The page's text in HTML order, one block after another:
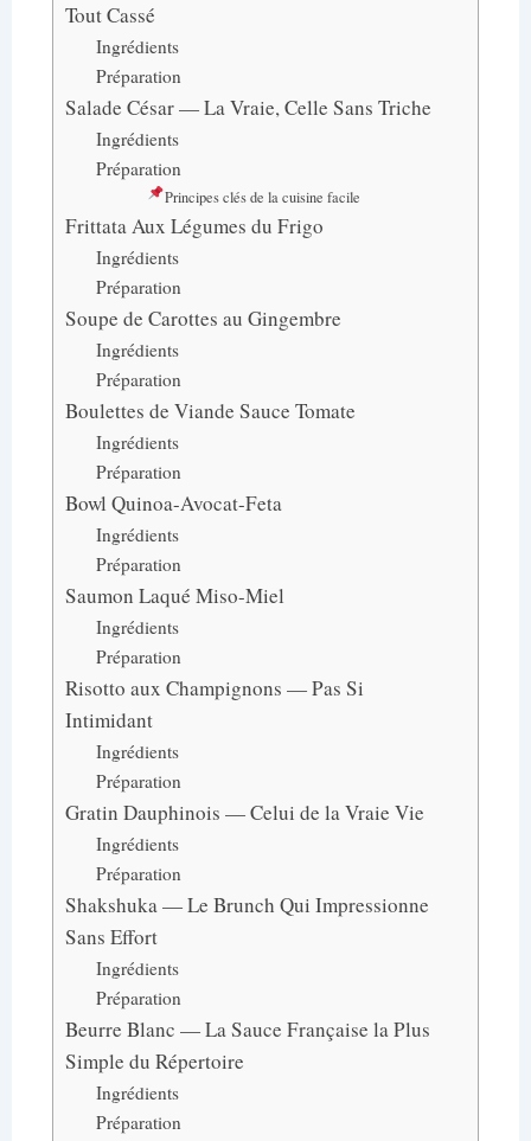
Tout Cassé
Ingrédients
Préparation
Salade César — La Vraie, Celle Sans Triche
Ingrédients
Préparation
Principes clés de la cuisine facile
Frittata Aux Légumes du Frigo
Ingrédients
Préparation
Soupe de Carottes au Gingembre
Ingrédients
Préparation
Boulettes de Viande Sauce Tomate
Ingrédients
Préparation
Bowl Quinoa-Avocat-Feta
Ingrédients
Préparation
Saumon Laqué Miso-Miel
Ingrédients
Préparation
Risotto aux Champignons — Pas Si
Intimidant
Ingrédients
Préparation
Gratin Dauphinois — Celui de la Vraie Vie
Ingrédients
Préparation
Shakshuka — Le Brunch Qui Impressionne
Sans Effort
Ingrédients
Préparation
Beurre Blanc — La Sauce Française la Plus
Simple du Répertoire
Ingrédients
Préparation